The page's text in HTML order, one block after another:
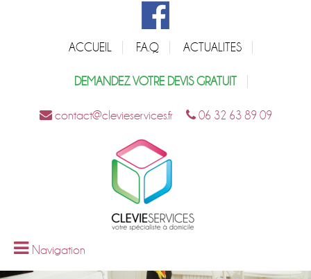
ACCUEIL F.A.Q ACTUALITES
DEMANDEZ VOTRE DEVIS GRATUIT
contact@clevieservices.fr 06 32 63 89 09
Navigation